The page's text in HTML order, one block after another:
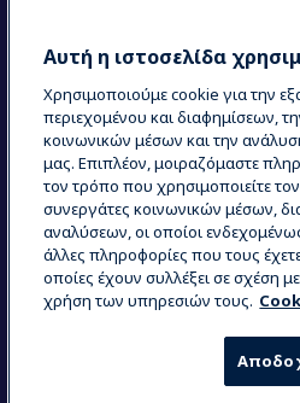
Electrolux Professional
COUNTRY AND
Η ΕΠΙΛΟΓΉ ΣΑΣ:
Data Privacy Statement
Όροι και
Αυτή η ιστοσελίδα
Χρησιμοποιούμε cookie για την
περιεχομένου και διαφημίσεων,
κοινωνικών μέσων και την
μας. Επιπλέον, μοιραζόμαστε
τον τρόπο που χρησιμοποιείτε
συνεργάτες κοινωνικών μέσων,
αναλύσεων, οι οποίοι
άλλες πληροφορίες που τους
οποίες έχουν συλλέξει σε σχέση
χρήση των υπηρεσιών τους.